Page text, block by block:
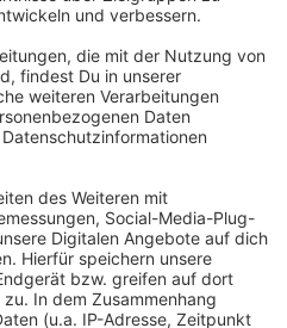
Schlaglöcher in
- Stadt Leverkusen
2027 schließen